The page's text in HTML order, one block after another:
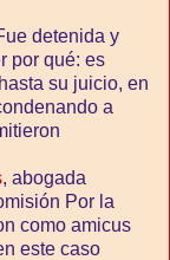
detenida y
por qué: es
su juicio, en
a
, abogada
Por la
como amicus
este caso